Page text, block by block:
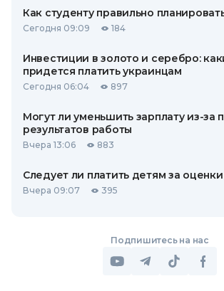
Как студенту правильно
Сегодня 09:09 184
Инвестиции в золото и серебро:
придется платить украинцам
Сегодня 06:04 897
Могут ли уменьшить зарплату из-за
результатов работы
Вчера 13:06 883
Следует ли платить детям за
Вчера 09:07 395
Подпишитесь на нас